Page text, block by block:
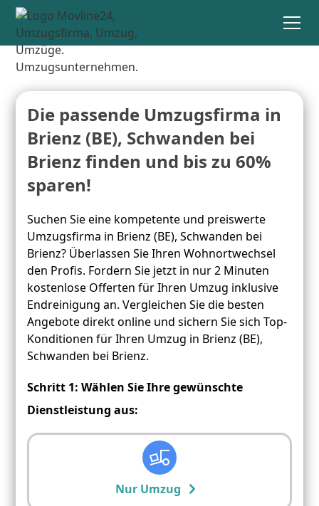
Die passende Umzugsfirma in
Brienz (BE), Schwanden bei
Brienz finden und bis zu 60%
sparen!
Suchen Sie eine kompetente und preiswerte
Umzugsfirma in Brienz (BE), Schwanden bei
Brienz? Überlassen Sie Ihren Wohnortwechsel
den Profis. Fordern Sie jetzt in nur 2 Minuten
kostenlose Offerten für Ihren Umzug inklusive
Endreinigung an. Vergleichen Sie die besten
Angebote direkt online und sichern Sie sich Top-
Konditionen für Ihren Umzug in Brienz (BE),
Schwanden bei Brienz.
Schritt 1: Wählen Sie Ihre gewünschte
Dienstleistung aus:
Nur Umzug